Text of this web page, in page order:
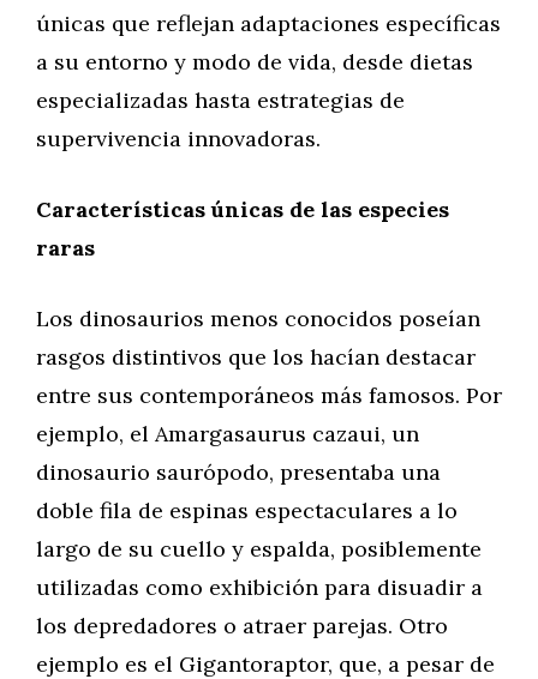
únicas que reflejan adaptaciones específicas
a su entorno y modo de vida, desde dietas
especializadas hasta estrategias de
supervivencia innovadoras.
Características únicas de las especies
raras
Los dinosaurios menos conocidos poseían
rasgos distintivos que los hacían destacar
entre sus contemporáneos más famosos. Por
ejemplo, el Amargasaurus cazaui, un
dinosaurio saurópodo, presentaba una
doble fila de espinas espectaculares a lo
largo de su cuello y espalda, posiblemente
utilizadas como exhibición para disuadir a
los depredadores o atraer parejas. Otro
ejemplo es el Gigantoraptor, que, a pesar de